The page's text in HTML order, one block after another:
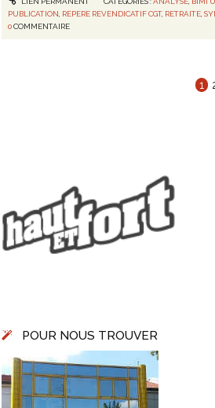
POUR NOUS TROUVER
PUBLICATION REPERE REVENDICATIF CGT, RETRAITE ,
0COMMENTAIRE
1